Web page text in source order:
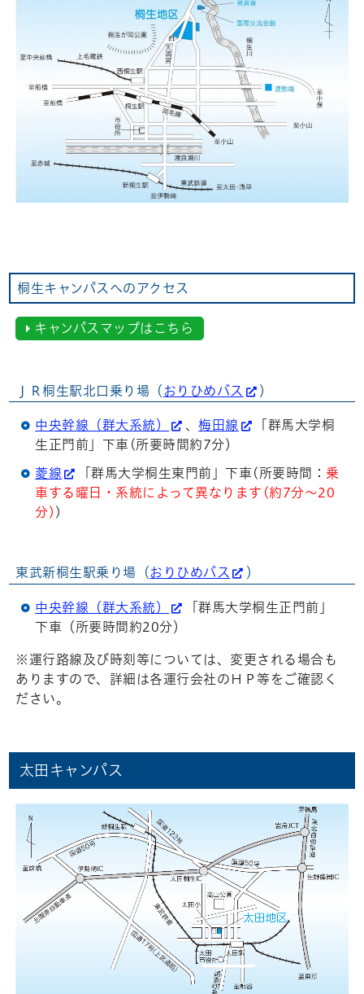
桐生キャンパスへのアクセス
キャンパスマップはこちら
ＪＲ桐生駅北口乗り場（ おりひめバス ）
中央幹線（群大系統） 、梅田線
「群馬大学桐
生正門前」下車(所要時間約7分)
菱線 「群馬大学桐生東門前」下車(所要時間： 乗
車する曜日・系統によって異なります(約7分～20
分) )
東武新桐生駅乗り場（ おりひめバス ）
中央幹線（群大系統）
「群馬大学桐生正門前」
下車（所要時間約20分）
※運行路線及び時刻等については、変更される場合も
ありますので、詳細は各運行会社のＨＰ等をご確認く
ださい。
太田キャンパス